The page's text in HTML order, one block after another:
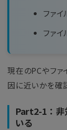
ファ
ファ
現在のPCやファ
因に近いかを確
Part2-1：非
いる